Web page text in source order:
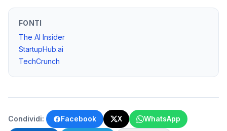
FONTI
The AI Insider
StartupHub.ai
TechCrunch
Condividi: Facebook X WhatsApp